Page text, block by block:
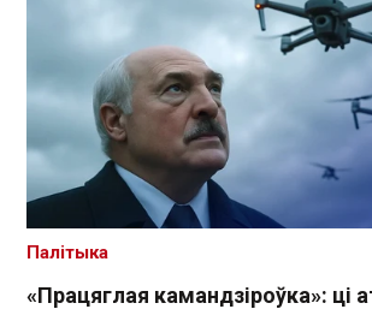
«Працяглая камандзіроўка»: ці
Палітыка